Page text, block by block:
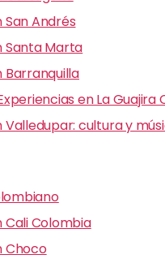
San Andrés
Santa Marta
Barranquilla
en La Guajira
Valledupar: cultura y
Cali Colombia
Choco